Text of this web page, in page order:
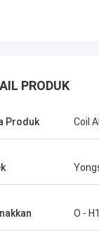
Amin Mazlum
aluminium warna
PRODUK
Produk Coil
O -